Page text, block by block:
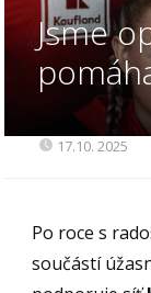
Jsme
17.10. 2025
Po roce s
součástí